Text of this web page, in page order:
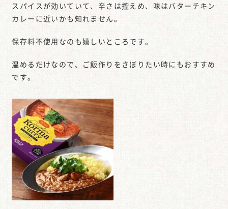
スパイスが効いていて、辛さは控えめ、味はバターチキン
カレーに近いかも知れません。
保存料不使用なのも嬉しいところです。
温めるだけなので、ご飯作りをさぼりたい時にもおすすめ
です。